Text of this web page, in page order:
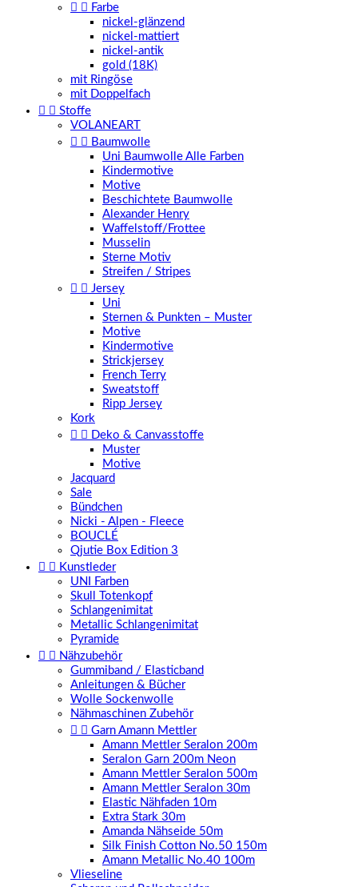
  Farbe
nickel-glänzend
nickel-mattiert
nickel-antik
gold (18K)
mit Ringöse
mit Doppelfach
  Stoffe
VOLANEART
  Baumwolle
Uni Baumwolle Alle Farben
Kindermotive
Motive
Beschichtete Baumwolle
Alexander Henry
Waffelstoff/Frottee
Musselin
Sterne Motiv
Streifen / Stripes
  Jersey
Uni
Sternen & Punkten – Muster
Motive
Kindermotive
Strickjersey
French Terry
Sweatstoff
Ripp Jersey
Kork
  Deko & Canvasstoffe
Muster
Motive
Jacquard
Sale
Bündchen
Nicki - Alpen - Fleece
BOUCLÉ
Qjutie Box Edition 3
  Kunstleder
UNI Farben
Skull Totenkopf
Schlangenimitat
Metallic Schlangenimitat
Pyramide
  Nähzubehör
Gummiband / Elasticband
Anleitungen & Bücher
Wolle Sockenwolle
Nähmaschinen Zubehör
  Garn Amann Mettler
Amann Mettler Seralon 200m
Seralon Garn 200m Neon
Amann Mettler Seralon 500m
Amann Mettler Seralon 30m
Elastic Nähfaden 10m
Extra Stark 30m
Amanda Nähseide 50m
Silk Finish Cotton No.50 150m
Amann Metallic No.40 100m
Vlieseline